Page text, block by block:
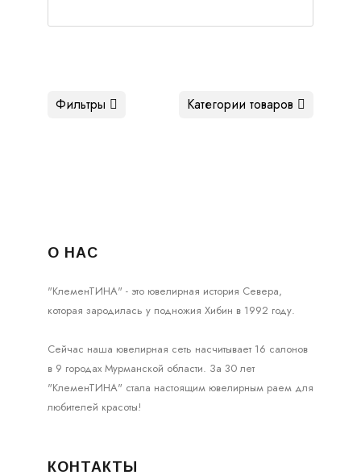
Категории товаров
Фильтры
О НАС
"КлеменТИНА" - это ювелирная история Севера,
которая зародилась у подножия Хибин в 1992 году.
Сейчас наша ювелирная сеть насчитывает 16 салонов
в 9 городах Мурманской области. За 30 лет
"КлеменТИНА" стала настоящим ювелирным раем для
любителей красоты!
КОНТАКТЫ